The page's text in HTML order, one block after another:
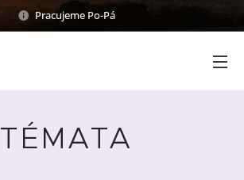
Pracujeme Po-Pá
TÉMATA